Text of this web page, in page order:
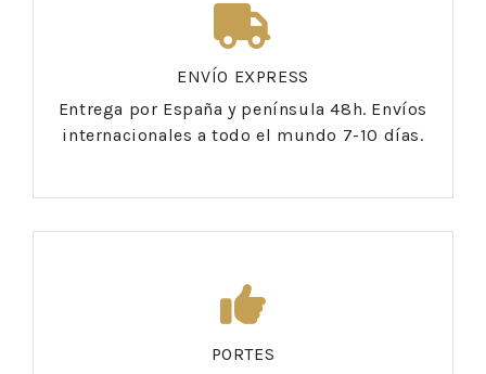
ENVÍO EXPRESS
Entrega por España y península 48h. Envíos
internacionales a todo el mundo 7-10 días.
PORTES